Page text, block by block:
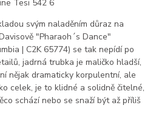
svým naladěním důraz na
"Pharaoh´s Dance"
| C2K 65774) se tak nepídí po
jadrná trubka je maličko hladší,
nějak dramaticky korpulentní, ale
celek, je to klidné a solidně čitelné,
schází nebo se snaží být až příliš